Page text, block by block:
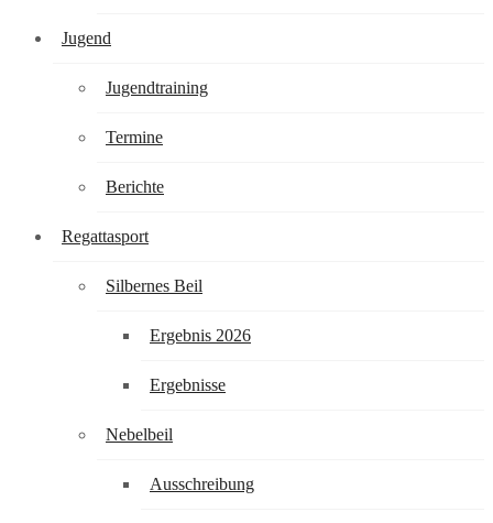
Jugend
Jugendtraining
Termine
Berichte
Regattasport
Silbernes Beil
Ergebnis 2026
Ergebnisse
Nebelbeil
Ausschreibung